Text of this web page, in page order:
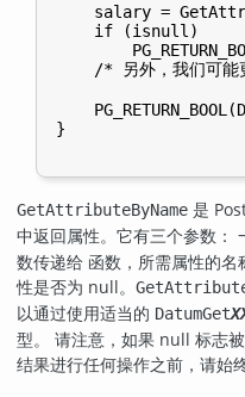
salary =
    if (isnull)
/* 另外，我们可
}
GetAttributeByName 是
中返回属性。它有三个参数：
数传递给 函数，所需属性的
性是否为 null。
以通过使用适当的 DatumGet
型。 请注意，如果 null 标志
结果进行任何操作之前，请始